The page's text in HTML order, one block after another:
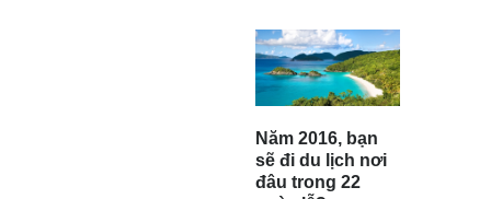
Năm 2016, bạn
sẽ đi du lịch nơi
đâu trong 22